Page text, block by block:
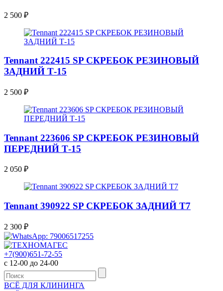
2 500 ₽
Tennant 222415 SP СКРЕБОК РЕЗИНОВЫЙ
ЗАДНИЙ Т-15
2 500 ₽
Tennant 223606 SP СКРЕБОК РЕЗИНОВЫЙ
ПЕРЕДНИЙ Т-15
2 050 ₽
Tennant 390922 SP СКРЕБОК ЗАДНИЙ Т7
2 300 ₽
+7(900)651-72-55
с 12-00 до 24-00
ВСЁ ДЛЯ КЛИНИНГА